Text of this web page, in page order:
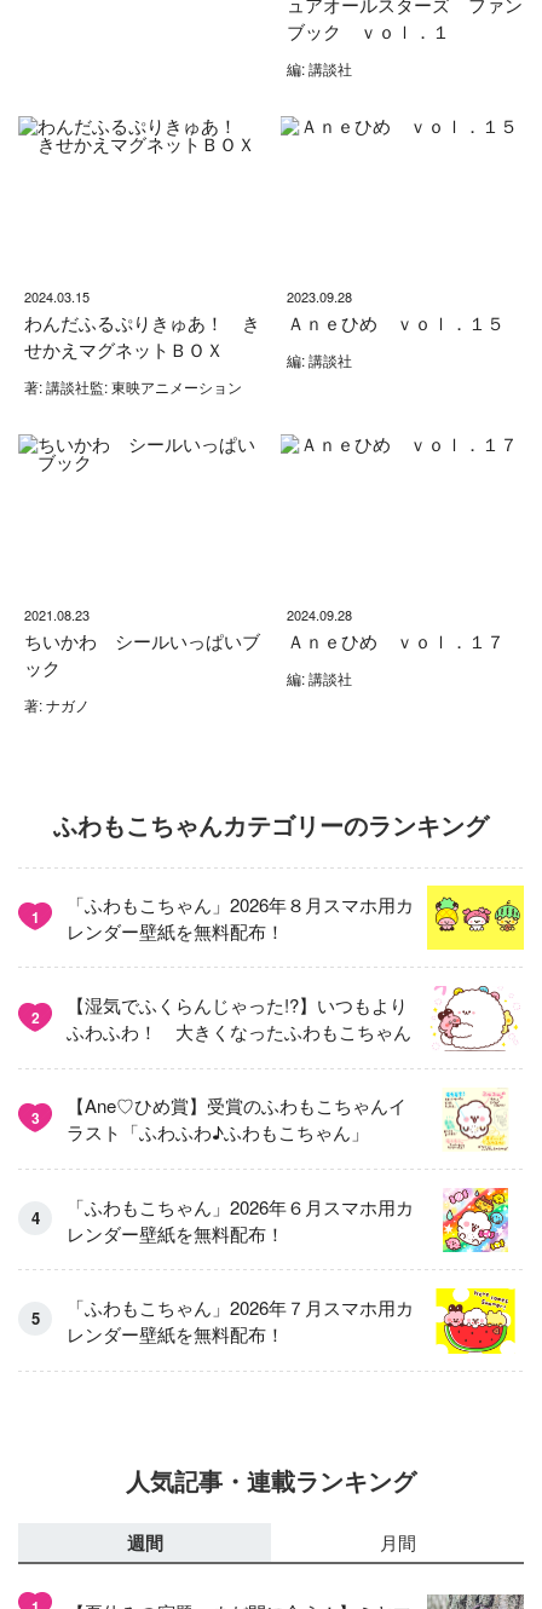
ブック ｖｏｌ．１
編: 講談社
2024.03.15
わんだふるぷりきゅあ！ き
せかえマグネットＢＯＸ
著: 講談社監: 東映アニメーション
2023.09.28
Ａｎｅひめ ｖｏｌ．１５
編: 講談社
2021.08.23
ちいかわ シールいっぱいブ
ック
著: ナガノ
2024.09.28
Ａｎｅひめ ｖｏｌ．１７
編: 講談社
ふわもこちゃんカテゴリーのランキング
1
「ふわもこちゃん」2026年８月スマホ用カ
レンダー壁紙を無料配布！
2
【湿気でふくらんじゃった!?】いつもより
ふわふわ！ 大きくなったふわもこちゃん
3
【Ane♡ひめ賞】受賞のふわもこちゃんイ
ラスト「ふわふわ♪ふわもこちゃん」
「ふわもこちゃん」2026年６月スマホ用カ
レンダー壁紙を無料配布！
「ふわもこちゃん」2026年７月スマホ用カ
レンダー壁紙を無料配布！
人気記事・連載ランキング
週間 月間